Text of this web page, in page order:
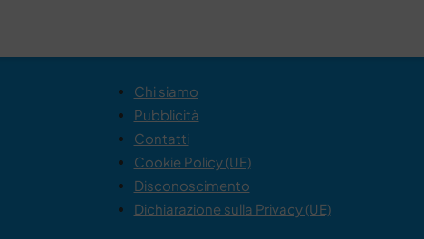
Chi siamo
Pubblicità
Contatti
Cookie Policy (UE)
Disconoscimento
Dichiarazione sulla Privacy (UE)